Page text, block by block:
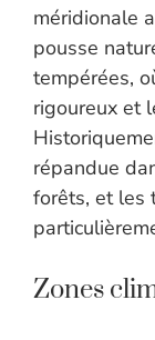
méridionale
pousse
tempérées,
rigoureux et
répandue
forêts, et les
Zones